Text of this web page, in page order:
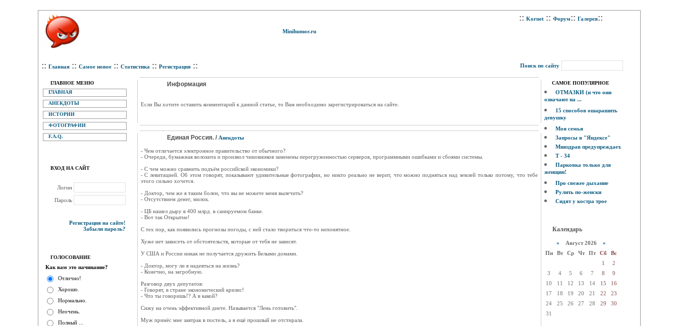
Minihumor.ru
:: Kornet :: Форум:: Галерея::
:: Главная :: Самое новое :: Статистика :: Регистрация :: Поиск по сайту
ГЛАВНОЕ МЕНЮ
ГЛАВНАЯ
АНЕКДОТЫ
ИСТОРИИ
ФОТОГРАФИИ
F.A.Q.
ВХОД НА САЙТ
Логин
Пароль
Регистрация на сайте!
Забыли пароль?
ГОЛОСОВАНИЕ
Как вам это начинание?
Отлично!
Хорошо.
Нормально.
Неочень.
Полный ...
Информация
Eсли Вы хотите оставить комментарий к данной статье, то Вам необходимо зарегистрироваться на сайте.
Единая Россия. / Анекдоты
- Чем отличается электронное правительство от обычного?
- Очереди, бумажная волокита и произвол чиновников заменены перегруженностью серверов, программными ошибками и сбоями системы.
- С чем можно сравнить подъём российской экономики?
- С левитацией. Об этом говорят, показывают удивительные фотографии, но никто реально не верит, что можно подняться над землей только потому, что тебе
этого сильно хочется.
- Доктор, чем же я таким болен, что вы не можете меня вылечить?
- Отсутствием денег, милок.
- ЦБ нашел дыру в 400 млрд. в санируемом банке.
- Вот так Открытие!
С тех пор, как появились прогнозы погоды, с ней стало твориться что-то непонятное.
Хуже нет зависеть от обстоятельств, которые от тебя не зависят.
У США и России никак не получается дружить Белыми домами.
- Доктор, могу ли я надеяться на жизнь?
- Конечно, на загробную.
Разговор двух депутатов:
- Говорят, в стране экономический кризис!
- Что ты говоришь!? А в какой?
Сижу на очень эффективной диете. Называется "Лень готовить".
Муж принёс мне завтрак в постель, а я ещё прошлый не отстирала.
САМОЕ ПОПУЛЯРНОЕ
ОТМАЗКИ (и что они
означают на ...
15 способов ошарашить
девушку
Моя семья
Запросы в "Яндексе"
Минздрав предупреждает.
Т - 34
Парковка только для
женщин!
Про свежее дыхание
Рулить по-женски
Сидят у костра трое
Календарь
« Август 2026 »
Пн
Вт Ср Чт Пт Сб
Вс
1
2
3
4 5 6 7 8
9
10
11 12 13 14 15
16
17
18 19 20 21 22
23
24
25 26 27 28 29
30
31